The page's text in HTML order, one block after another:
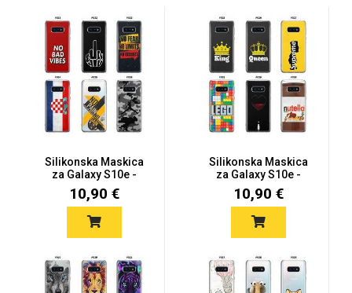
Silikonska Maskica
za Galaxy S10e -
Šareni mot...
10,90 €
Silikonska Maskica
za Galaxy S10e -
Šareni mot...
10,90 €
Monogrami Dječji motivi
Za njega Za nju